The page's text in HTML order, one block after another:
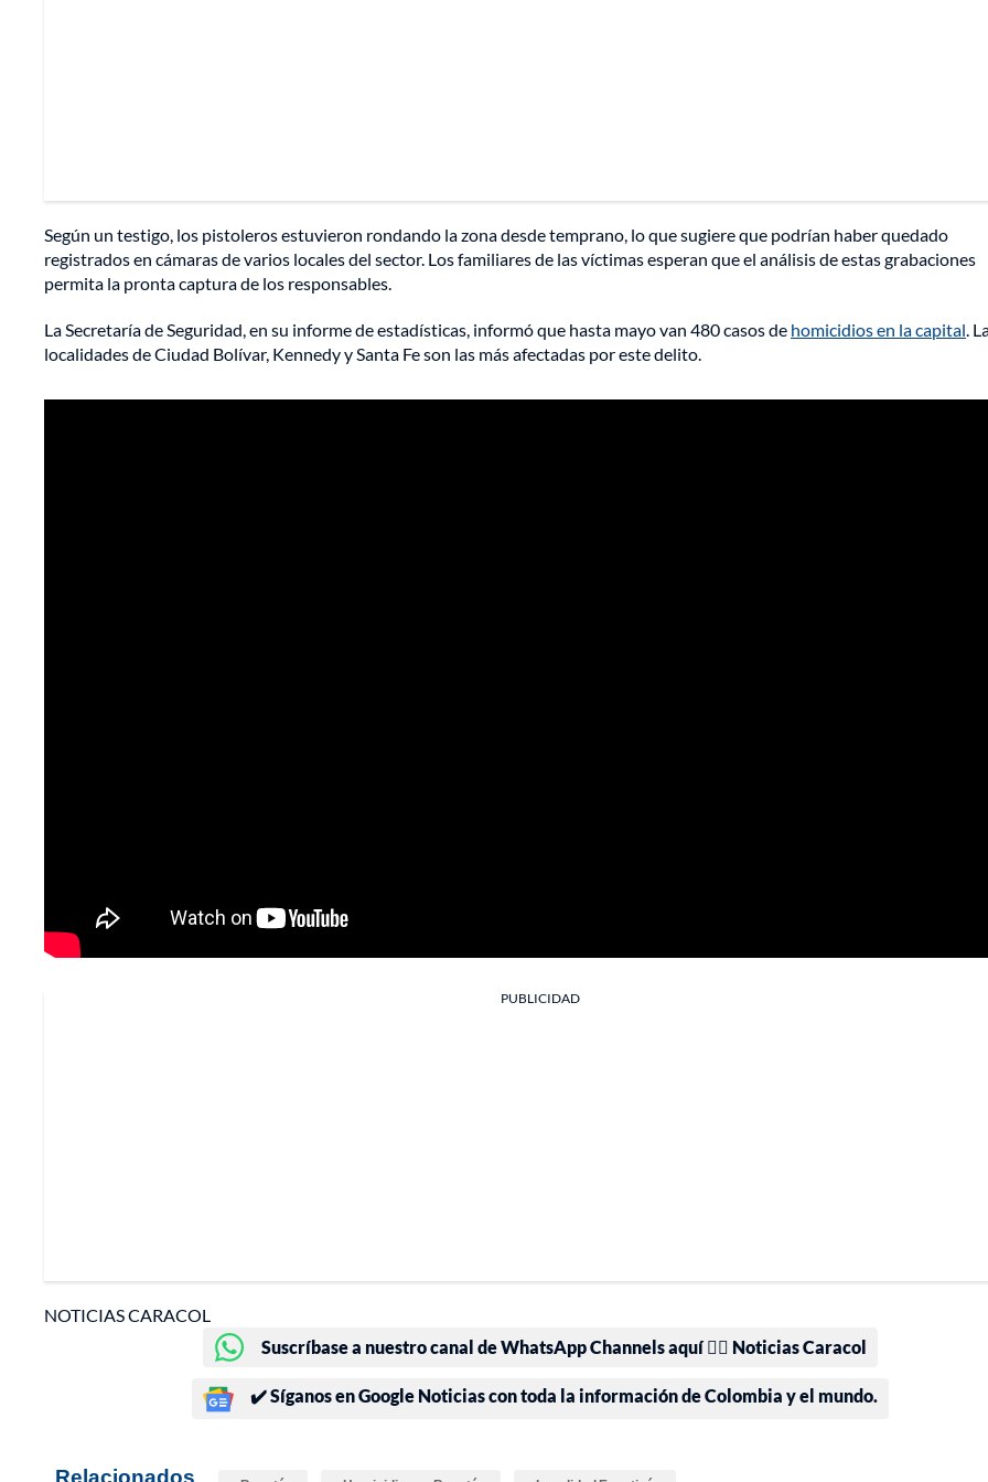
Según un testigo, los pistoleros estuvieron rondando la zona desde temprano, lo que sugiere que podrían haber quedado
registrados en cámaras de varios locales del sector. Los familiares de las víctimas esperan que el análisis de estas grabaciones
permita la pronta captura de los responsables.
La Secretaría de Seguridad, en su informe de estadísticas, informó que hasta mayo van 480 casos de homicidios en la capital.
localidades de Ciudad Bolívar, Kennedy y Santa Fe son las más afectadas por este delito.
PUBLICIDAD
NOTICIAS CARACOL
Suscríbase a nuestro canal de WhatsApp Channels aquí 👉🏻 Noticias Caracol
✔️ Síganos en Google Noticias con toda la información de Colombia y el mundo.
Relacionados